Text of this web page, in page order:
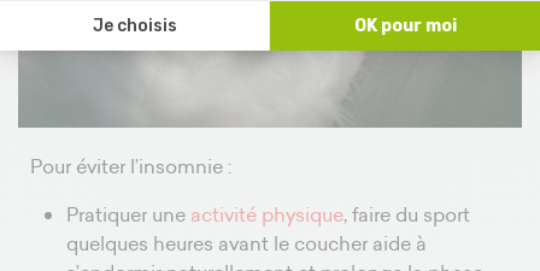
Pour éviter l’insomnie :
Pratiquer une activité physique, faire du sport
quelques heures avant le coucher aide à
Je choisis OK pour moi